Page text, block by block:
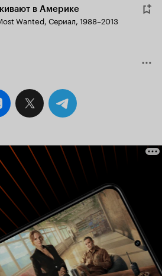
в Америке
Wanted, Сериал, 1988–2013